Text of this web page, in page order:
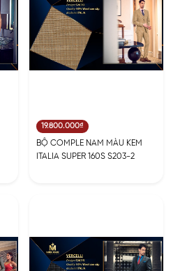
19.800.000₫
BỘ COMPLE NAM MÀU KEM
ITALIA SUPER 160S S203-2